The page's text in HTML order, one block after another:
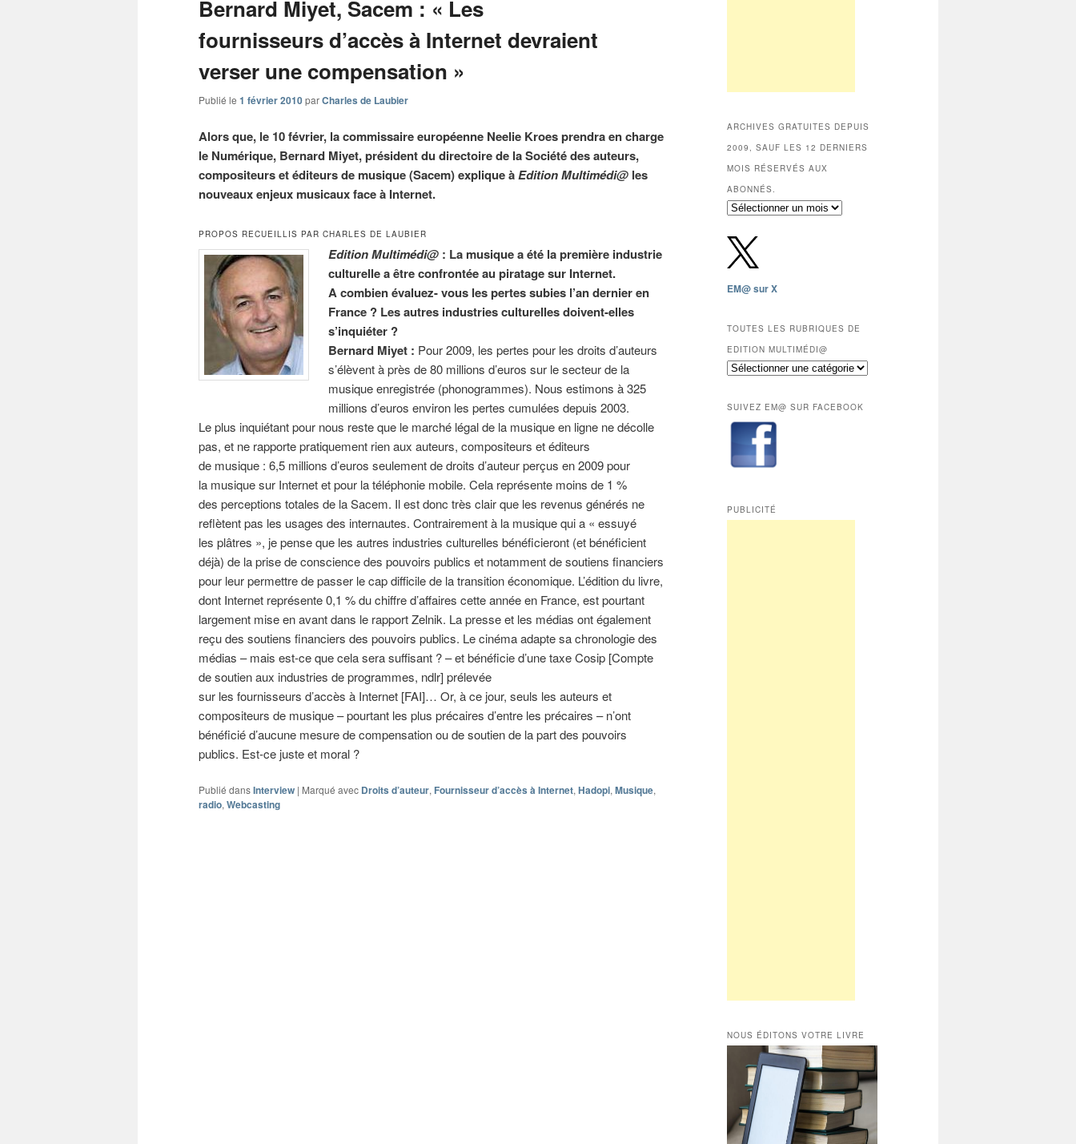
Bernard Miyet, Sacem : « Les
fournisseurs d’accès à Internet devraient
verser une compensation »
Publié le 1 février 2010parCharles de Laubier
Alors que, le 10 février, la commissaire européenne Neelie Kroes prendra en charge
le Numérique, Bernard Miyet, président du directoire de la Société des auteurs,
compositeurs et éditeurs de musique (Sacem) explique àEdition Multimédi@ les
nouveaux enjeux musicaux face à Internet.
PROPOS RECUEILLIS PAR CHARLES DE LAUBIER
Edition Multimédi@ : La musique a été la première industrie
culturelle a être confrontée au piratage sur Internet.
A combien évaluez- vous les pertes subies l’an dernier en
France ? Les autres industries culturelles doivent-elles
s’inquiéter ?
Bernard Miyet : Pour 2009, les pertes pour les droits d’auteurs
s’élèvent à près de 80 millions d’euros sur le secteur de la
musique enregistrée (phonogrammes). Nous estimons à 325
millions d’euros environ les pertes cumulées depuis 2003.
Le plus inquiétant pour nous reste que le marché légal de la musique en ligne ne décolle
pas, et ne rapporte pratiquement rien aux auteurs, compositeurs et éditeurs
de musique : 6,5 millions d’euros seulement de droits d’auteur perçus en 2009 pour
la musique sur Internet et pour la téléphonie mobile. Cela représente moins de 1 %
des perceptions totales de la Sacem. Il est donc très clair que les revenus générés ne
reflètent pas les usages des internautes. Contrairement à la musique qui a « essuyé
les plâtres », je pense que les autres industries culturelles bénéficieront (et bénéficient
déjà) de la prise de conscience des pouvoirs publics et notamment de soutiens financiers
pour leur permettre de passer le cap difficile de la transition économique. L’édition du livre,
dont Internet représente 0,1 % du chiffre d’affaires cette année en France, est pourtant
largement mise en avant dans le rapport Zelnik. La presse et les médias ont également
reçu des soutiens financiers des pouvoirs publics. Le cinéma adapte sa chronologie des
médias – mais est-ce que cela sera suffisant ? – et bénéficie d’une taxe Cosip [Compte
de soutien aux industries de programmes, ndlr] prélevée
sur les fournisseurs d’accès à Internet [FAI]… Or, à ce jour, seuls les auteurs et
compositeurs de musique – pourtant les plus précaires d’entre les précaires – n’ont
bénéficié d’aucune mesure de compensation ou de soutien de la part des pouvoirs
publics. Est-ce juste et moral ?
Publié dansInterview | Marqué avec Droits d’auteur, Fournisseur d’accès à Internet, Hadopi, Musique,
radio, Webcasting
ARCHIVES GRATUITES DEPUIS
2009, SAUF LES 12 DERNIERS
MOIS RÉSERVÉS AUX
ABONNÉS.
Archives
depuis
2009,
sauf
les
mois
réservés
aux
abonnés.
EM@ sur X
TOUTES LES RUBRIQUES DE
EDITION MULTIMÉDI@
Toutes
de
Edition
Multimédi@
SUIVEZ EM@ SUR FACEBOOK
PUBLICITÉ
NOUS ÉDITONS VOTRE LIVRE